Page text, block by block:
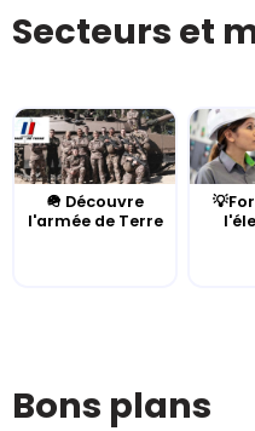
Secteurs et
🪖 Découvre
l'armée de Terre
Bons plans